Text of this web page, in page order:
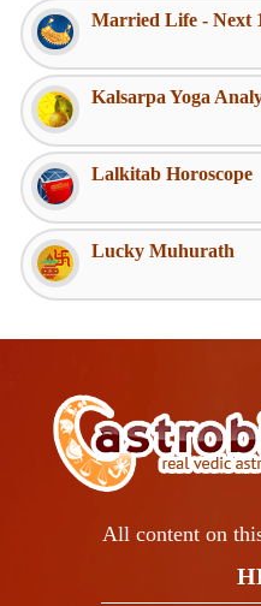
Married Life - Next
Kalsarpa Yoga
Lalkitab Horoscope
Lucky Muhurath
All content on